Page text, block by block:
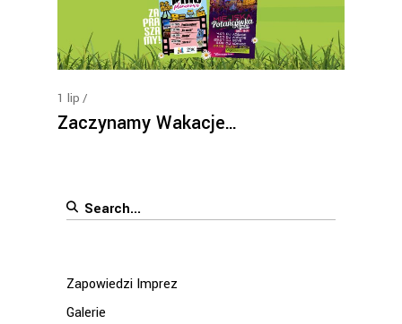
1 lip
Zaczynamy Wakacje…
Search
Zapowiedzi Imprez
Galerie